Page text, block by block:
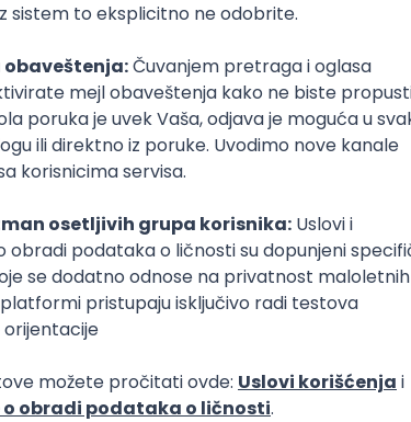
svakog dana
SENIORITET NAČIN RADA
Kubernetes Senior